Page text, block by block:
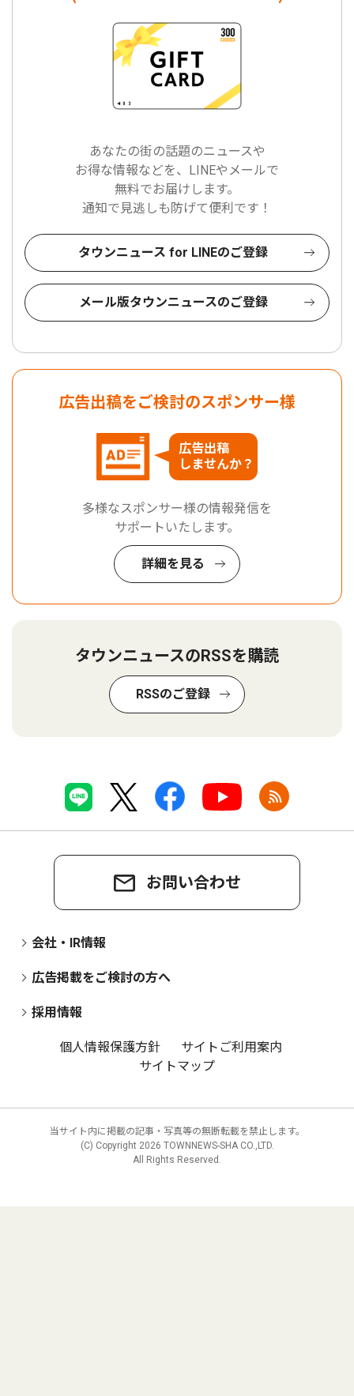
あなたの街の話題のニュースや
お得な情報などを、LINEやメールで
無料でお届けします。
通知で見逃しも防げて便利です！
タウンニュース for LINEのご登録
メール版タウンニュースのご登録
広告出稿をご検討のスポンサー様
広告出稿
しませんか？
多様なスポンサー様の情報発信を
サポートいたします。
詳細を見る
タウンニュースのRSSを購読
RSSのご登録
お問い合わせ
会社・IR情報
広告掲載をご検討の方へ
採用情報
個人情報保護方針
サイトご利用案内
サイトマップ
当サイト内に掲載の記事・写真等の無断転載を禁止します。
(C) Copyright 2026 TOWNNEWS-SHA CO.,LTD.
All Rights Reserved.